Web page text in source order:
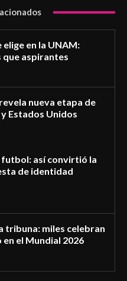
en la UNAM:
que aspirantes
nueva etapa de
Estados Unidos
así convirtió la
de identidad
tribuna: miles celebran
el Mundial 2026